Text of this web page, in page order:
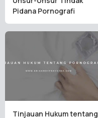
Pidana Pornografi
Tinjauan Hukum tentang